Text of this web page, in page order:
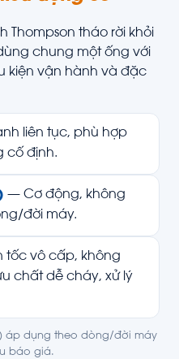
Thompson tháo rời khỏi
chung một ống với
kiện vận hành và đặc
liên tục, phù hợp
cố định.
— Cơ động, không
đời máy.
tốc vô cấp, không
chất dễ cháy, xử lý
áp dụng theo dòng/đời máy
báo giá.